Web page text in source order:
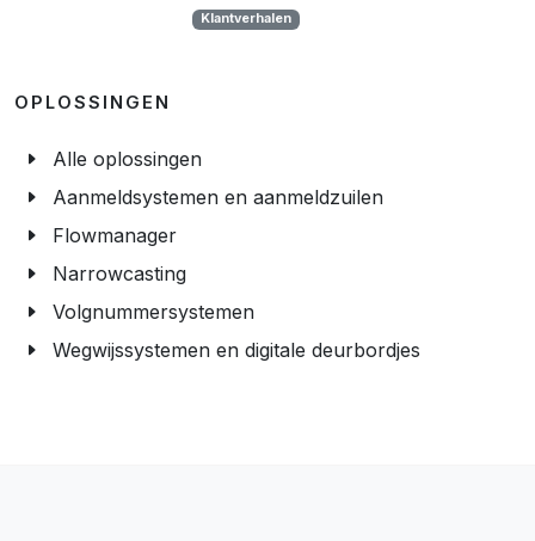
Klantverhalen
OPLOSSINGEN
Alle oplossingen
Aanmeldsystemen en aanmeldzuilen
Flowmanager
Narrowcasting
Volgnummersystemen
Wegwijssystemen en digitale deurbordjes